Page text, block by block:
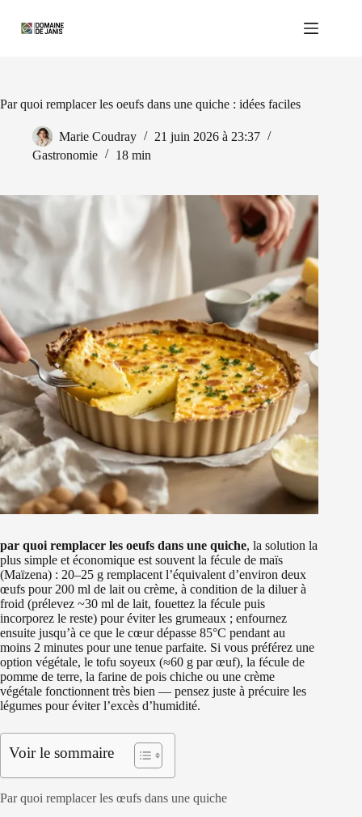
contenu
Par quoi remplacer les oeufs dans une quiche : idées faciles
Marie Coudray
21 juin 2026 à 23:37
Gastronomie
18 min
par quoi remplacer les oeufs dans une quiche, la solution la
plus simple et économique est souvent la fécule de maïs
(Maïzena) : 20–25 g remplacent l’équivalent d’environ deux
œufs pour 200 ml de lait ou crème, à condition de la diluer à
froid (prélevez ~30 ml de lait, fouettez la fécule puis
incorporez le reste) pour éviter les grumeaux ; enfournez
ensuite jusqu’à ce que le cœur dépasse 85°C pendant au
moins 2 minutes pour une tenue parfaite. Si vous préférez une
option végétale, le tofu soyeux (≈60 g par œuf), la fécule de
pomme de terre, la farine de pois chiche ou une crème
végétale fonctionnent très bien — pensez juste à précuire les
légumes pour éviter l’excès d’humidité.
Voir le sommaire
Par quoi remplacer les œufs dans une quiche